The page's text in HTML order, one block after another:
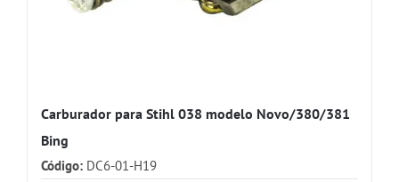
Carburador para Stihl 038 modelo Novo/380/381
Bing
Código: DC6-01-H19